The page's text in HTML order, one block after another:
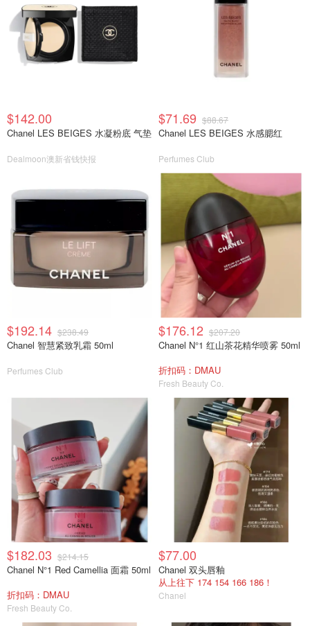
$142.00
Chanel LES BEIGES 水凝粉底 气垫
Dealmoon澳新省钱快报
$71.69 $88.67
Chanel LES BEIGES 水感腮红
Perfumes Club
$192.14 $238.49
Chanel 智慧紧致乳霜 50ml
Perfumes Club
$176.12 $207.20
Chanel N°1 红山茶花精华喷雾 50ml
折扣码：DMAU
Fresh Beauty Co.
$182.03 $214.15
Chanel N°1 Red Camellia 面霜 50ml
折扣码：DMAU
Fresh Beauty Co.
$77.00
Chanel 双头唇釉
从上往下 174 154 166 186！
Chanel